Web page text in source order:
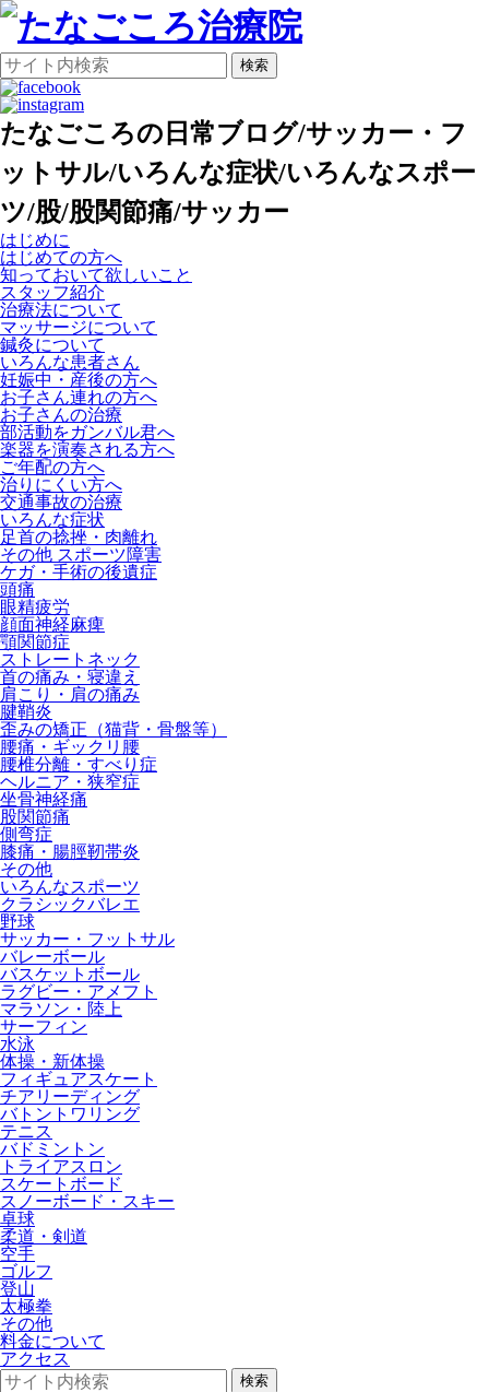
検索
たなごころの日常ブログ/サッカー・フ
ットサル/いろんな症状/いろんなスポー
ツ/股/股関節痛/サッカー
はじめに
はじめての方へ
知っておいて欲しいこと
スタッフ紹介
治療法について
マッサージについて
鍼灸について
いろんな患者さん
妊娠中・産後の方へ
お子さん連れの方へ
お子さんの治療
部活動をガンバル君へ
楽器を演奏される方へ
ご年配の方へ
治りにくい方へ
交通事故の治療
いろんな症状
足首の捻挫・肉離れ
その他 スポーツ障害
ケガ・手術の後遺症
頭痛
眼精疲労
顔面神経麻痺
顎関節症
ストレートネック
首の痛み・寝違え
肩こり・肩の痛み
腱鞘炎
歪みの矯正（猫背・骨盤等）
腰痛・ギックリ腰
腰椎分離・すべり症
ヘルニア・狭窄症
坐骨神経痛
股関節痛
側弯症
膝痛・腸脛靭帯炎
その他
いろんなスポーツ
クラシックバレエ
野球
サッカー・フットサル
バレーボール
バスケットボール
ラグビー・アメフト
マラソン・陸上
サーフィン
水泳
体操・新体操
フィギュアスケート
チアリーディング
バトントワリング
テニス
バドミントン
トライアスロン
スケートボード
スノーボード・スキー
卓球
柔道・剣道
空手
ゴルフ
登山
太極拳
その他
料金について
アクセス
検索